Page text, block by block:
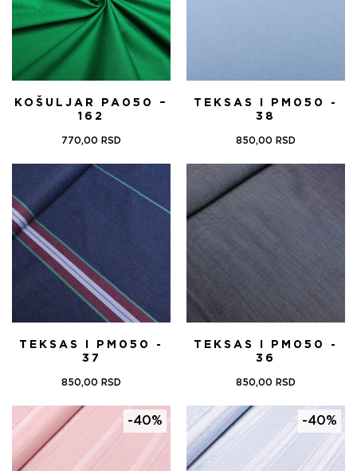
KOŠULJAR PA050 –
162
770,00 RSD
TEKSAS I PM050 -
38
850,00 RSD
TEKSAS I PM050 -
37
850,00 RSD
TEKSAS I PM050 -
36
850,00 RSD
-40% -40%